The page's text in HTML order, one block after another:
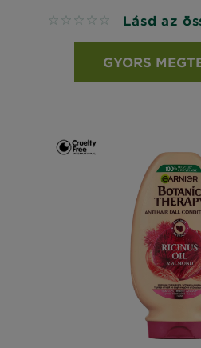
No reviews Lásd az
GYORS